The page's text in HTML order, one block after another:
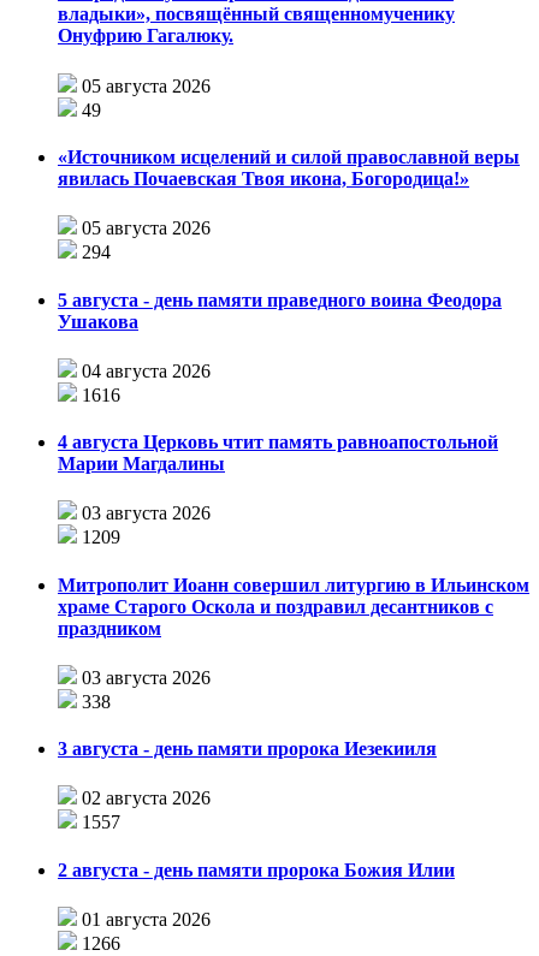
владыки», посвящённый священномученику
Онуфрию Гагалюку.
05 августа 2026
49
«Источником исцелений и силой православной веры
явилась Почаевская Твоя икона, Богородица!»
05 августа 2026
294
5 августа - день памяти праведного воина Феодора
Ушакова
04 августа 2026
1616
4 августа Церковь чтит память равноапостольной
Марии Магдалины
03 августа 2026
1209
Митрополит Иоанн совершил литургию в Ильинском
храме Старого Оскола и поздравил десантников с
праздником
03 августа 2026
338
3 августа - день памяти пророка Иезекииля
02 августа 2026
1557
2 августа - день памяти пророка Божия Илии
01 августа 2026
1266